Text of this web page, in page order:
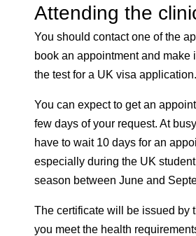
Attending the
You should contact one of the
book an appointment and make
the test for a UK visa application.
You can expect to get an
few days of your request. At
have to wait 10 days for an
especially during the UK
season between June and
The certificate will be issued by
you meet the health